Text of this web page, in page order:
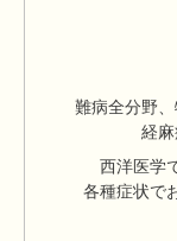
難病全分野
経
西洋医学
各種症状で